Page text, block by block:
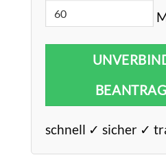
schnell ✓ sicher ✓